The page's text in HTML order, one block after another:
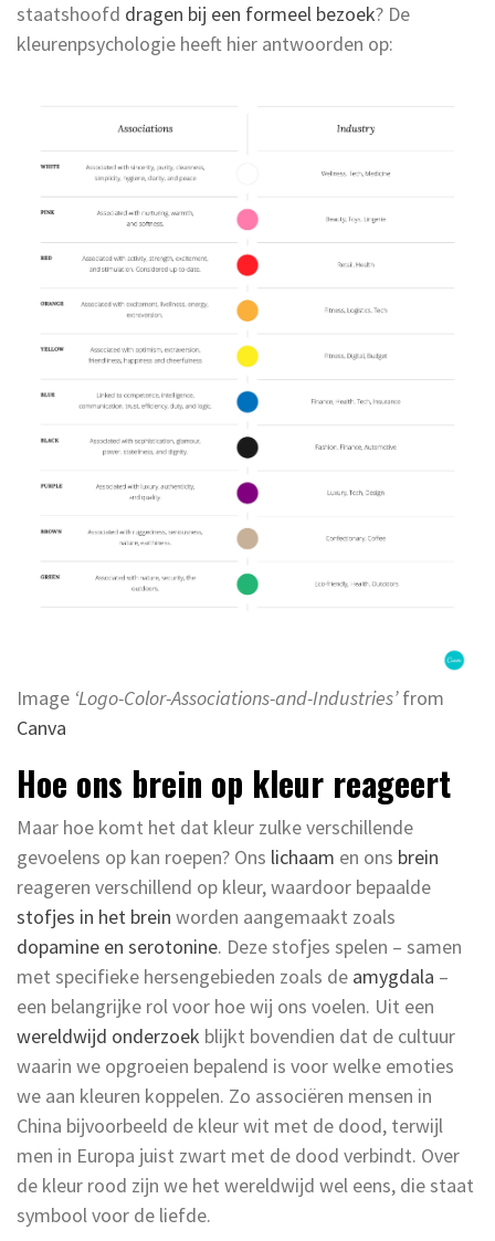
staatshoofd dragen bij een formeel bezoek? De
kleurenpsychologie heeft hier antwoorden op:
Image ‘Logo-Color-Associations-and-Industries’from
Canva
Hoe ons brein op kleur reageert
Maar hoe komt het dat kleur zulke verschillende
gevoelens op kan roepen? Ons lichaam en ons brein
reageren verschillend op kleur, waardoor bepaalde
stofjes in het brein worden aangemaakt zoals
dopamine en serotonine. Deze stofjes spelen – samen
met specifieke hersengebieden zoals de amygdala –
een belangrijke rol voor hoe wij ons voelen. Uit een
wereldwijd onderzoek blijkt bovendien dat de cultuur
waarin we opgroeien bepalend is voor welke emoties
we aan kleuren koppelen. Zo associëren mensen in
China bijvoorbeeld de kleur wit met de dood, terwijl
men in Europa juist zwart met de dood verbindt. Over
de kleur rood zijn we het wereldwijd wel eens, die staat
symbool voor de liefde.